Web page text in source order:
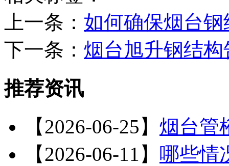
上一条： 如何确保烟台
下一条： 烟台旭升钢结
推荐资讯
【2026-06-25】 烟台管
【2026-06-11】 哪些情